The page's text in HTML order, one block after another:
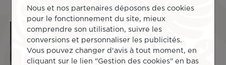
Nous et nos partenaires déposons des cookies
pour le fonctionnement du site, mieux
comprendre son utilisation, suivre les
conversions et personnaliser les publicités.
Vous pouvez changer d'avis à tout moment, en
cliquant sur le lien "Gestion des cookies" en bas